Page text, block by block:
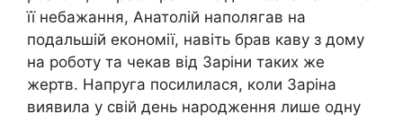
її небажання, Анатолій наполягав на
подальшій економії, навіть брав каву з дому
на роботу та чекав від Заріни таких же
жертв. Напруга посилилася, коли Заріна
виявила у свій день народження лише одну